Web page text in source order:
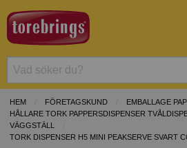
HEM FÖRETAGSKUND
EMBALLAGE
HÅLLARE TORK PAPPERSDISPENSER
VÄGGSTÄLL
TORK DISPENSER H5 MINI PEAKSERVE SVART